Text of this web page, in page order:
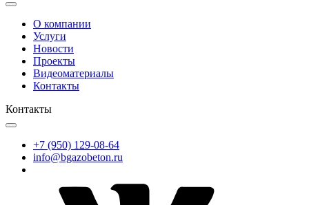
О компании
Услуги
Новости
Проекты
Видеоматериалы
Контакты
Контакты
+7 (950) 129-08-64
info@bgazobeton.ru